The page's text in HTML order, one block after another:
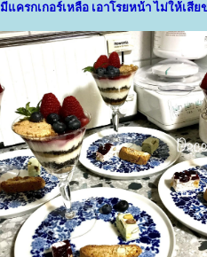
มีแครกเกอร์เหลือ เอาโรยหน้า ไม่ให้เสีย